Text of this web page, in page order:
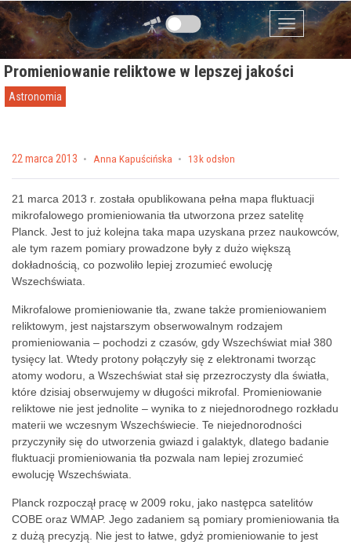
Przejdź do zawartości
Menu
Promieniowanie reliktowe w lepszej jakości
Astronomia
Posted on
22 marca 2013 by Anna Kapuścińska 13k odsłon
21 marca 2013 r. została opublikowana pełna mapa fluktuacji
mikrofalowego promieniowania tła utworzona przez satelitę
Planck. Jest to już kolejna taka mapa uzyskana przez naukowców,
ale tym razem pomiary prowadzone były z dużo większą
dokładnością, co pozwoliło lepiej zrozumieć ewolucję
Wszechświata.
Mikrofalowe promieniowanie tła, zwane także promieniowaniem
reliktowym, jest najstarszym obserwowalnym rodzajem
promieniowania – pochodzi z czasów, gdy Wszechświat miał 380
tysięcy lat. Wtedy protony połączyły się z elektronami tworząc
atomy wodoru, a Wszechświat stał się przezroczysty dla światła,
które dzisiaj obserwujemy w długości mikrofal. Promieniowanie
reliktowe nie jest jednolite – wynika to z niejednorodnego rozkładu
materii we wczesnym Wszechświecie. Te niejednorodności
przyczyniły się do utworzenia gwiazd i galaktyk, dlatego badanie
fluktuacji promieniowania tła pozwala nam lepiej zrozumieć
ewolucję Wszechświata.
Planck rozpoczął pracę w 2009 roku, jako następca satelitów
COBE oraz WMAP. Jego zadaniem są pomiary promieniowania tła
z dużą precyzją. Nie jest to łatwe, gdyż promieniowanie to jest